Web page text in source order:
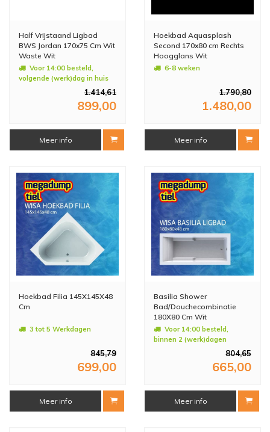
Half Vrijstaand Ligbad
BWS Jordan 170x75 Cm Wit
Waste Wit
Voor 14:00 besteld,
volgende (werk)dag in huis
1.414,61
899,00
Meer info
Hoekbad Aquasplash
Second 170x80 cm Rechts
Hoogglans Wit
6-8 weken
1.790,80
1.480,00
Meer info
Hoekbad Filia 145X145X48
Cm
3 tot 5 Werkdagen
845,79
699,00
Meer info
Basilia Shower
Bad/Douchecombinatie
180X80 Cm Wit
Voor 14:00 besteld,
binnen 2 (werk)dagen
804,65
665,00
Meer info